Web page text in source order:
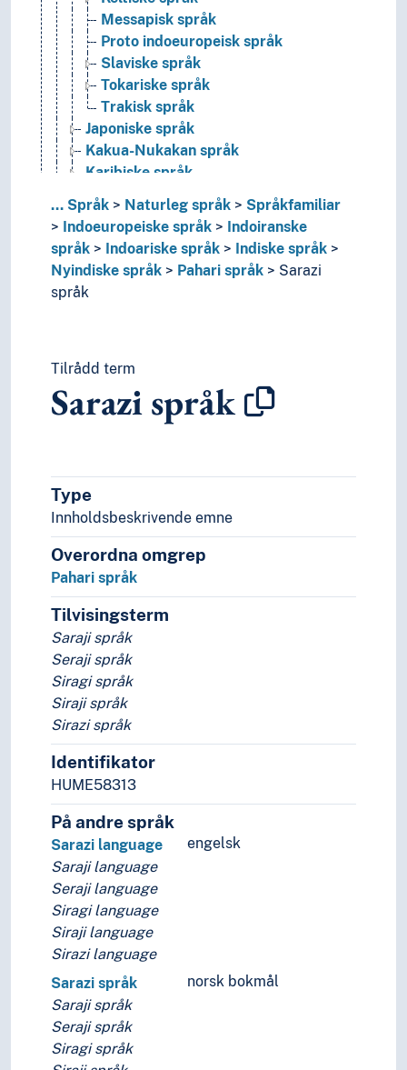
Messapisk språk
Proto indoeuropeisk språk
Slaviske språk
Tokariske språk
Trakisk språk
Japoniske språk
Kakua-Nukakan språk
Karibiske språk
Kaukasiske språk
Koreansk språk
Mataguyanske språk
Munda språk (Språkfamilie)
Nostratiske hypotese
Sinotibetanske språk
Språkisolat
Tai språk
Viet-muong språk
Substrat
Særspråk
Verdsspråk
Språkevna
Språkhistorie
Språkkultur
... Språk Naturleg språk
Språkfamiliar
Indoeuropeiske språk
Indoiranske
språk
Indoariske språk
Indiske språk
Nyindiske språk
Pahari språk
Sarazi
språk
Tilrådd term
Sarazi språk
Type
Innholdsbeskrivende emne
Overordna omgrep
Pahari språk
Tilvisingsterm
Saraji språk
Seraji språk
Siragi språk
Siraji språk
Sirazi språk
Identifikator
HUME58313
På andre språk
engelsk
Sarazi language
Saraji language
Seraji language
Siragi language
Siraji language
Sirazi language
norsk bokmål
Sarazi språk
Saraji språk
Seraji språk
Siragi språk